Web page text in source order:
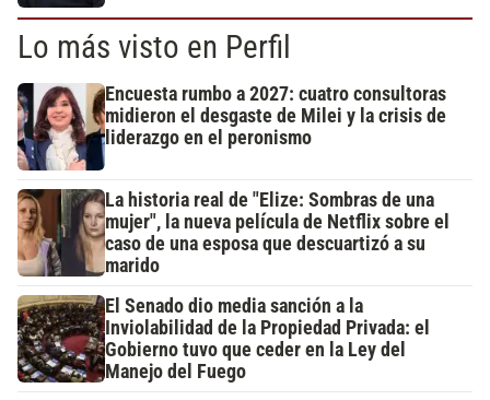
Lo más visto en Perfil
Encuesta rumbo a 2027: cuatro consultoras
midieron el desgaste de Milei y la crisis de
liderazgo en el peronismo
La historia real de "Elize: Sombras de una
mujer", la nueva película de Netflix sobre el
caso de una esposa que descuartizó a su
marido
El Senado dio media sanción a la
Inviolabilidad de la Propiedad Privada: el
Gobierno tuvo que ceder en la Ley del
Manejo del Fuego